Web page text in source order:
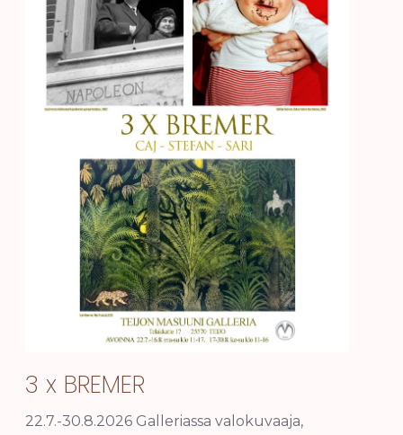
3 x BREMER
22.7.-30.8.2026 Galleriassa valokuvaaja,